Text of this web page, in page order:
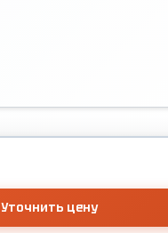
Уточнить цену